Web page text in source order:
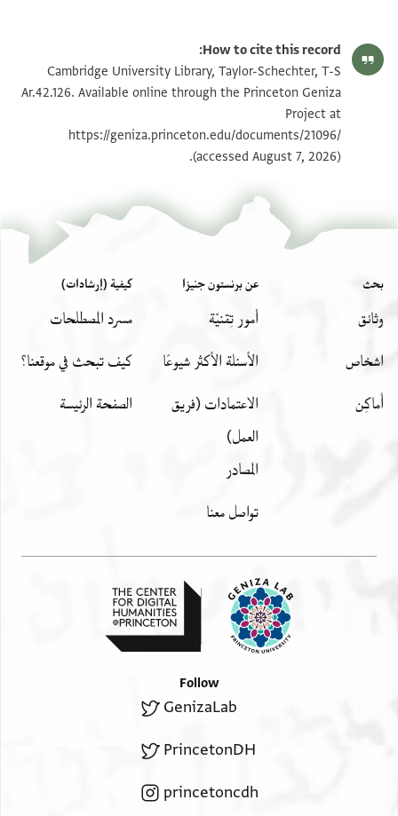
T-S Ar.42.126 1v تكبير و تدوير
بيان أذونات الصورة
How to cite this record:
Cambridge University Library, Taylor-Schechter, T-S
Ar.42.126. Available online through the Princeton Geniza
Project at
https://geniza.princeton.edu/documents/21096/
(accessed August 7, 2026).
بحث
وثائق
اشخاص
أَماكِن
عن برنستون جنيزا
أمور تِقنيّة
الأسئلة الأكثر شيوعًا
الاعتمادات (فريق
العمل)
المصادر
تواصل معنا
كيفية (إرشادات)
مسرد المصطلحات
كيف تبحث في موقعنا؟
الصفحة الرئيسة
Follow
GenizaLab
PrincetonDH
princetoncdh